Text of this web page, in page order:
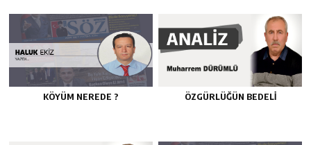
KÖYÜM NEREDE ? ÖZGÜRLÜĞÜN BEDELİ